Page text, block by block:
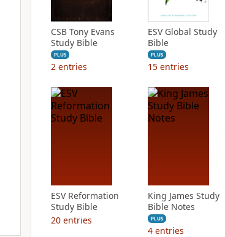
CSB Tony Evans
Study Bible
PLUS
2 entries
ESV Global Study
Bible
PLUS
15 entries
ESV Reformation
Study Bible
20 entries
King James Study
Bible Notes
PLUS
4 entries